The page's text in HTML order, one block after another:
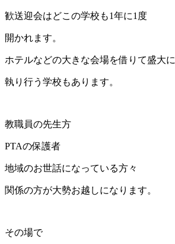
歓送迎会はどこの学校も1年に1度
開かれます。
ホテルなどの大きな会場を借りて盛大に
執り行う学校もあります。
教職員の先生方
PTAの保護者
地域のお世話になっている方々
関係の方が大勢お越しになります。
その場で